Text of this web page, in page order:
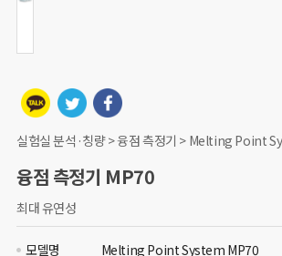
실험실 분석·칭량 > 융점 측정기 > Melting Point
융점 측정기 MP70
최대 유연성
모델명
Melting Point System MP70